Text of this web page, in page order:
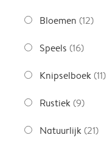
Bloemen (12)
Speels (16)
Knipselboek (11)
Rustiek (9)
Natuurlijk (21)